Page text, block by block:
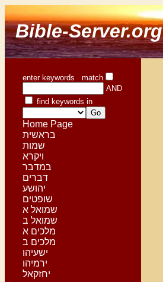
Bible-Server.org
enter keywords match
AND
find keywords in
Home Page
בראשית
שמות
ויקרא
במדבר
דברים
יהושע
שופטים
שמואל א
שמואל ב
מלכים א
מלכים ב
ישעיהו
ירמיהו
יחזקאל